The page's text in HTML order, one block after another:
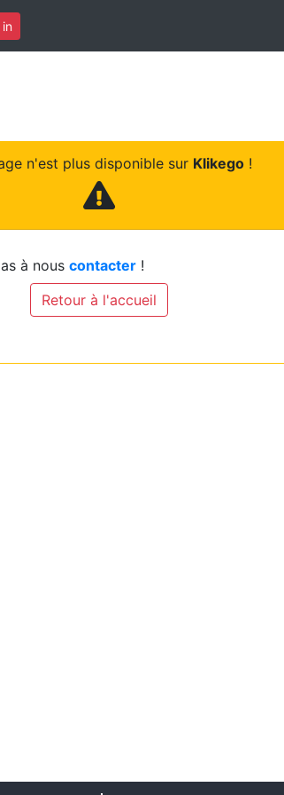
n'est plus disponible sur Klikego!
à nous contacter !
Retour à l'accueil